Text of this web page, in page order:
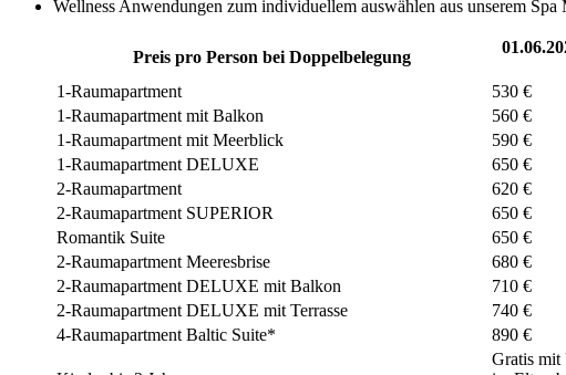
Wellness Anwendungen zum individuellem auswählen aus unserem
Preis pro Person bei Doppelbelegung
1-Raumapartment
530 €
1-Raumapartment mit Balkon
560 €
1-Raumapartment mit Meerblick
590 €
1-Raumapartment DELUXE
650 €
2-Raumapartment
620 €
2-Raumapartment SUPERIOR
650 €
Romantik Suite
650 €
2-Raumapartment Meeresbrise
680 €
2-Raumapartment DELUXE mit Balkon
710 €
2-Raumapartment DELUXE mit Terrasse
740 €
4-Raumapartment Baltic Suite*
890 €
Gratis mit